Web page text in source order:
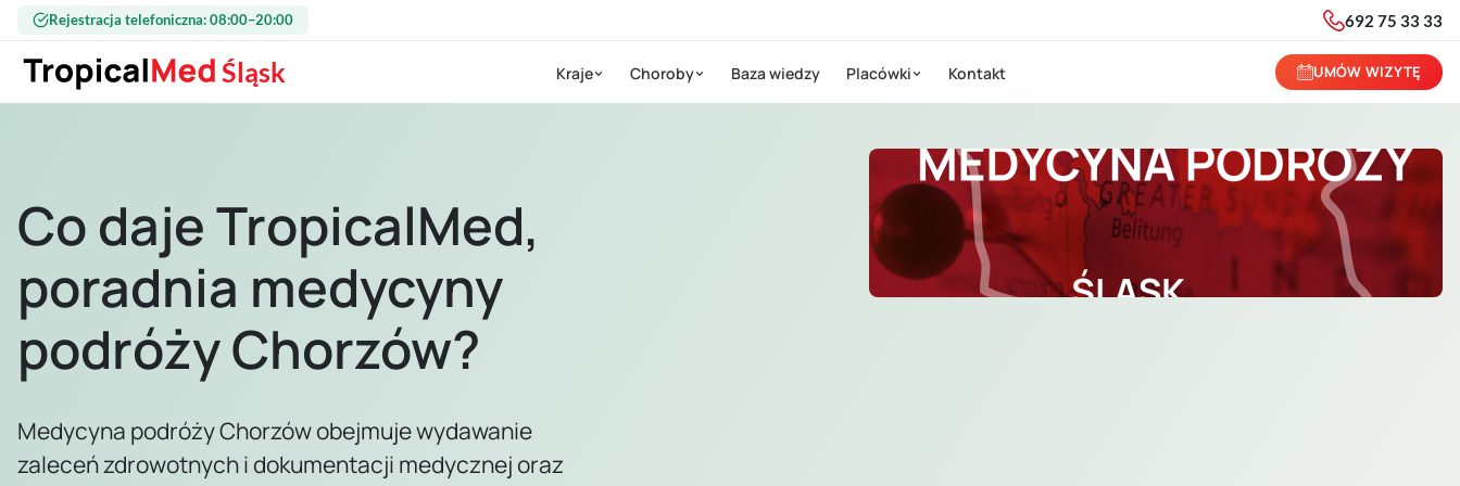
Przejdź do treści
Rejestracja telefoniczna: 08:00–20:00 692 75 33 33
Śląsk Kraje Choroby Baza wiedzy Placówki Kontakt UMÓW WIZYTĘ
Co daje TropicalMed,
poradnia medycyny
podróży Chorzów?
Medycyna podróży Chorzów obejmuje wydawanie
zaleceń zdrowotnych i dokumentacji medycznej oraz